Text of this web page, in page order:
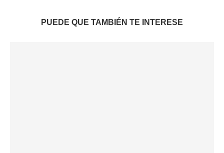
PUEDE QUE TAMBIÉN TE INTERESE